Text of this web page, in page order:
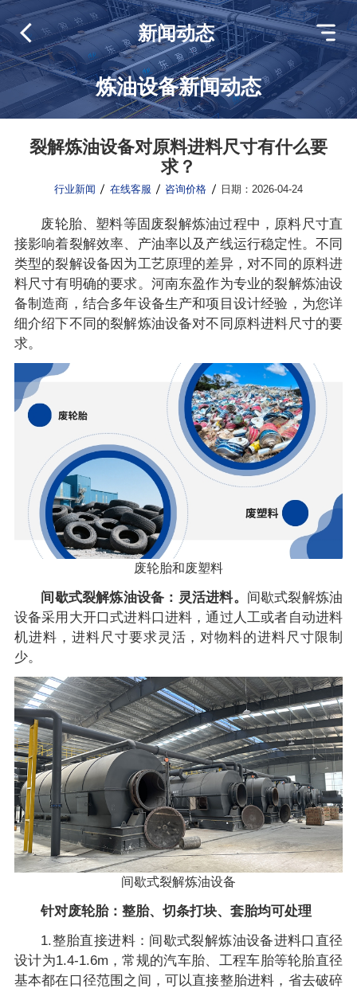
炼油设备新闻动态
新闻动态
裂解炼油设备对原料进料尺寸有什么要
求？
行业新闻 在线客服 咨询价格 日期：2026-04-24
废轮胎、塑料等固废裂解炼油过程中，原料尺寸直
接影响着裂解效率、产油率以及产线运行稳定性。不同
类型的裂解设备因为工艺原理的差异，对不同的原料进
料尺寸有明确的要求。河南东盈作为专业的裂解炼油设
备制造商，结合多年设备生产和项目设计经验，为您详
细介绍下不同的裂解炼油设备对不同原料进料尺寸的要
求。
废轮胎和废塑料
间歇式裂解炼油设备：灵活进料。 间歇式裂解炼油
设备采用大开口式进料口进料，通过人工或者自动进料
机进料，进料尺寸要求灵活，对物料的进料尺寸限制
少。
间歇式裂解炼油设备
针对废轮胎：整胎、切条打块、套胎均可处理
1.整胎直接进料：间歇式裂解炼油设备进料口直径
设计为1.4-1.6m，常规的汽车胎、工程车胎等轮胎直径
基本都在口径范围之间，可以直接整胎进料，省去破碎